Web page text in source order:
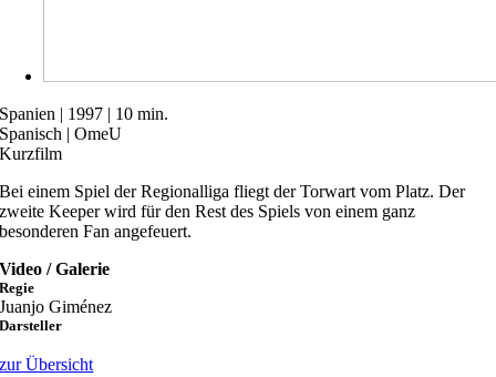
Spanien | 1997 | 10 min.
Spanisch | OmeU
Kurzfilm
Bei einem Spiel der Regionalliga fliegt der Torwart vom Platz. Der
zweite Keeper wird für den Rest des Spiels von einem ganz
besonderen Fan angefeuert.
Video / Galerie
Regie
Juanjo Giménez
Darsteller
zur Übersicht